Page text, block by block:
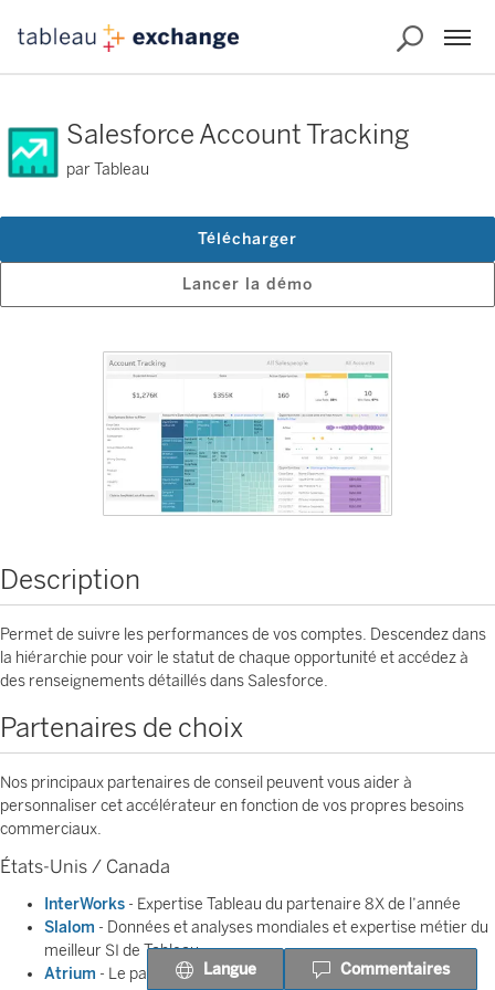
Salesforce Account Tracking
par Tableau
Lancer la démo
Télécharger
Description
Permet de suivre les performances de vos comptes. Descendez dans
la hiérarchie pour voir le statut de chaque opportunité et accédez à
des renseignements détaillés dans Salesforce.
Partenaires de choix
Nos principaux partenaires de conseil peuvent vous aider à
personnaliser cet accélérateur en fonction de vos propres besoins
commerciaux.
États-Unis / Canada
InterWorks - Expertise Tableau du partenaire 8X de l’année
Slalom - Données et analyses mondiales et expertise métier du
meilleur SI de Tableau
Atrium - Le partenaire régional vous aide à prendre de
Langue Commentaires